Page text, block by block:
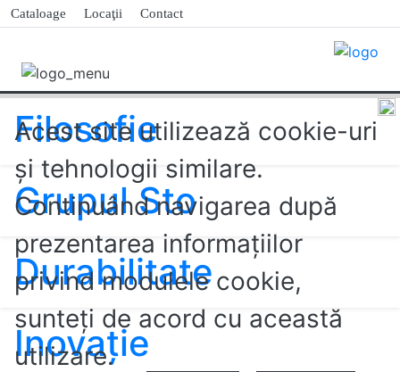
Cataloage Locaţii Contact
Filosofie
Grupul Sto
Durabilitate
Inovaţie
Acest site utilizează cookie-uri
și tehnologii similare.
Continuând navigarea după
prezentarea informaţiilor
privind modulele cookie,
sunteţi de acord cu această
utilizare.